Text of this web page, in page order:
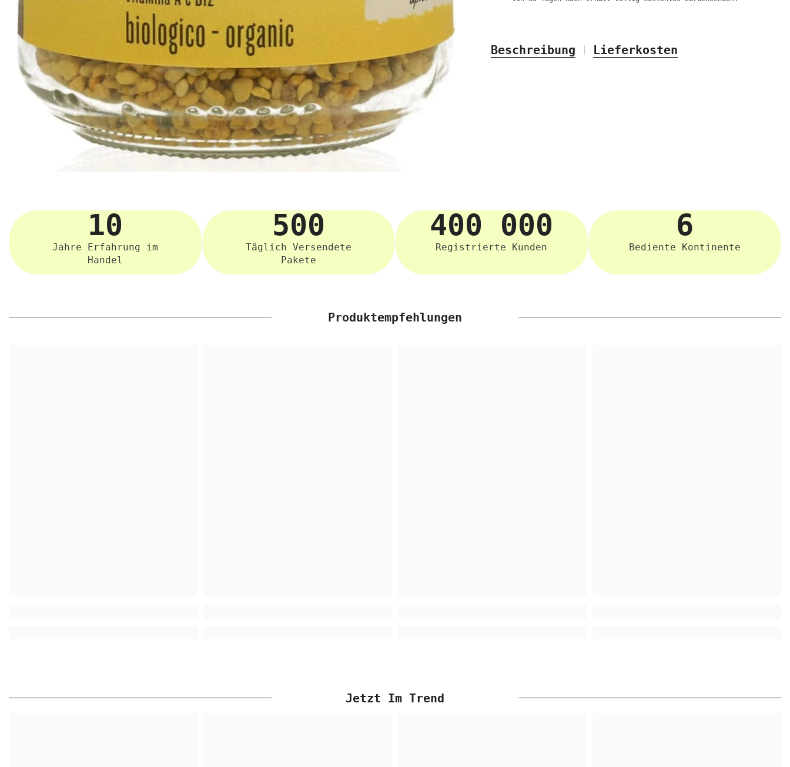
Beschreibung Lieferkosten
10
Jahre Erfahrung im
Handel
500
Täglich Versendete
Pakete
400 000
Registrierte Kunden
6
Bediente Kontinente
Produktempfehlungen
Jetzt Im Trend